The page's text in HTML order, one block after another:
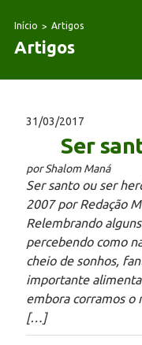
Início Artigos
Artigos
31/03/2017
Ser
por Shalom Maná
Ser santo ou ser
2007 por Redação
Relembrando
percebendo como
cheio de sonhos,
importante
embora corramos o
[…]